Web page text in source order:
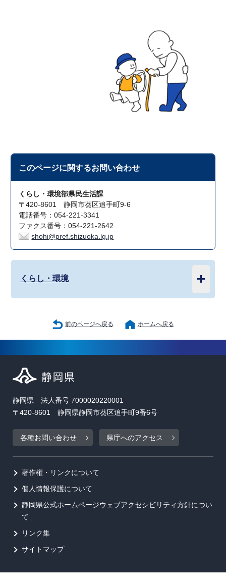
このページに関するお問い合わせ
くらし・環境部県民生活課
〒420-8601 静岡市葵区追手町9-6
電話番号：054-221-3341
ファクス番号：054-221-2642
shohi@pref.shizuoka.lg.jp
くらし・環境
前のページへ戻る ホームへ戻る
静岡県 法人番号 7000020220001
〒420-8601 静岡県静岡市葵区追手町9番6号
各種お問い合わせ 県庁へのアクセス
著作権・リンクについて
個人情報保護について
静岡県公式ホームページウェブアクセシビリティ方針につい
て
リンク集
サイトマップ